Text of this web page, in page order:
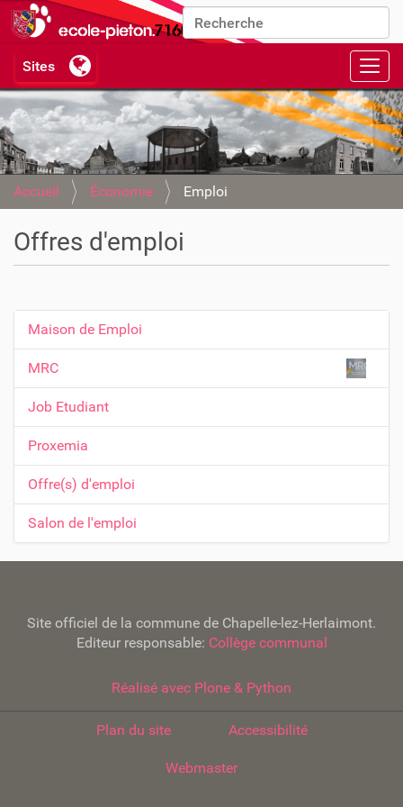
Chercher par
Recherche avancée…
Accueil Économie Emploi
Offres d'emploi
N
a
v
i
g
a
t
i
n
Maison de Emploi
MRC
Job Etudiant
Proxemia
Offre(s) d'emploi
Salon de l'emploi
Site officiel de la commune de Chapelle-lez-Herlaimont.
Editeur responsable: Collège communal
Réalisé avec Plone & Python
Plan du site Accessibilité
Webmaster